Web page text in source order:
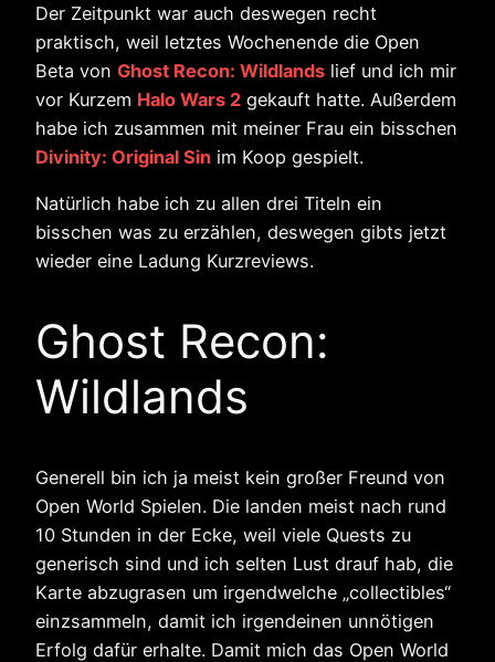
Der Zeitpunkt war auch deswegen recht
praktisch, weil letztes Wochenende die Open
Beta von Ghost Recon: Wildlands lief und ich mir
vor Kurzem Halo Wars 2 gekauft hatte. Außerdem
habe ich zusammen mit meiner Frau ein bisschen
Divinity: Original Sin im Koop gespielt.
Natürlich habe ich zu allen drei Titeln ein
bisschen was zu erzählen, deswegen gibts jetzt
wieder eine Ladung Kurzreviews.
Ghost Recon:
Wildlands
Generell bin ich ja meist kein großer Freund von
Open World Spielen. Die landen meist nach rund
10 Stunden in der Ecke, weil viele Quests zu
generisch sind und ich selten Lust drauf hab, die
Karte abzugrasen um irgendwelche „collectibles“
einzsammeln, damit ich irgendeinen unnötigen
Erfolg dafür erhalte. Damit mich das Open World